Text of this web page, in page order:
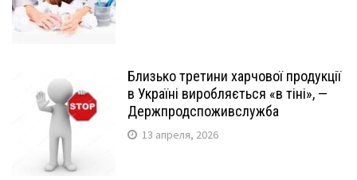
Близько третини харчової продукції
в Україні виробляється «в тіні», —
Держпродспоживслужба
13 апреля, 2026